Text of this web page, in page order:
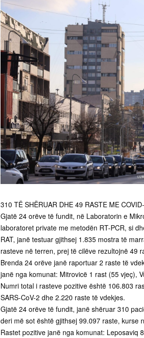
310 TË SHËRUAR DHE 49 RASTE ME
Gjatë 24 orëve të fundit, në Laboratorin e
laboratoret private me metodën RT-PCR, si
RAT, janë testuar gjithsej 1.835 mostra të
rasteve në terren, prej të cilëve rezultojnë 49
Brenda 24 orëve janë raportuar 2 raste të
janë nga komunat: Mitrovicë 1 rast (55 vjeç),
Numri total i rasteve pozitive është 106.803
SARS-CoV-2 dhe 2.220 raste të vdekjes.
Gjatë 24 orëve të fundit, janë shëruar 310
deri më sot është gjithsej 99.097 raste, kurse
Rastet pozitive janë nga komunat: Leposaviq